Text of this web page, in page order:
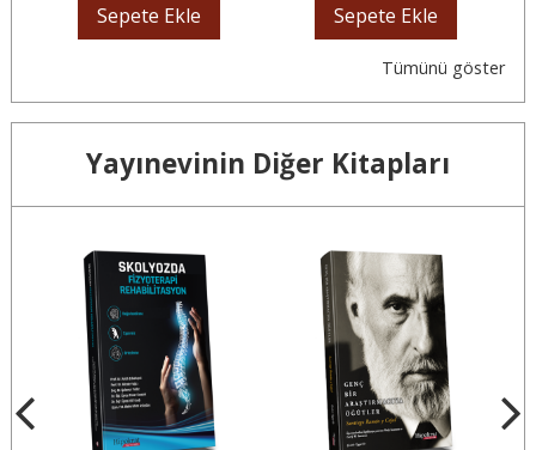
Sepete Ekle
Sepete Ekle
Tümünü göster
Yayınevinin Diğer Kitapları